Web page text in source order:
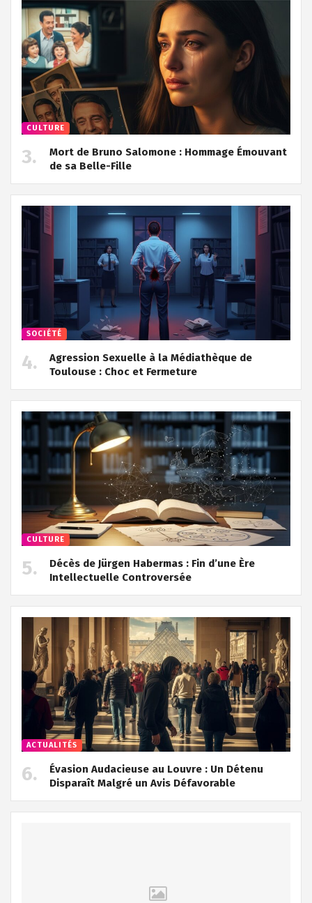
CULTURE
Mort de Bruno Salomone : Hommage Émouvant
de sa Belle-Fille
SOCIÉTÉ
Agression Sexuelle à la Médiathèque de
Toulouse : Choc et Fermeture
CULTURE
Décès de Jürgen Habermas : Fin d’une Ère
Intellectuelle Controversée
ACTUALITÉS
Évasion Audacieuse au Louvre : Un Détenu
Disparaît Malgré un Avis Défavorable